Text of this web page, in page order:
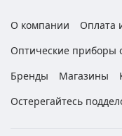
О компании
Оплата
Оптические приборы
Бренды
Магазины
Остерегайтесь